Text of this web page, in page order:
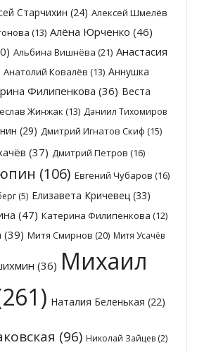
Старчихин (24) Алексей Шмелёв
(13) Алёна Юрченко (46)
Альбина Вишнёва (21) Анастасия
Анатолий Ковалёв (13) Аннушка
Филипенкова (36) Веста
Жинжак (13) Даниил Тихомиров
(29) Дмитрий Игнатов Скиф (15)
(37) Дмитрий Петров (16)
(106) Евгений Чубаров (16)
(5) Елизавета Кричевец(33)
(47) Катерина Филипенкова (12)
(39) Митя Смирнов (20) Митя Усачёв
(36) Михаил
Наталия Беленькая (22)
(96) Николай Зайцев (2)